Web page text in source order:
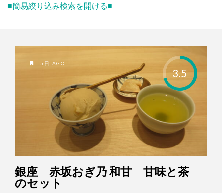
■簡易絞り込み検索を開ける■
3.5
5日 AGO
銀座 赤坂おぎ乃 和甘 甘味と茶
のセット